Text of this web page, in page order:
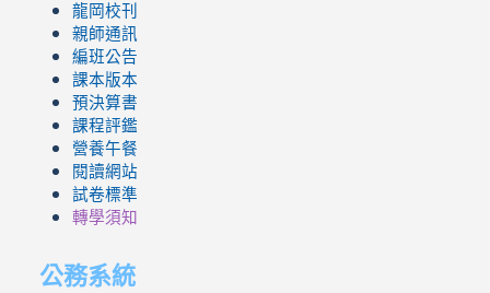
龍岡校刊
親師通訊
編班公告
課本版本
預決算書
課程評鑑
營養午餐
閱讀網站
試卷標準
轉學須知
公務系統